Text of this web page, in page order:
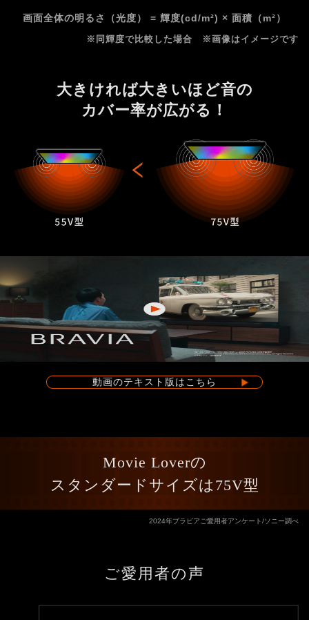
画面全体の明るさ（光度） = 輝度(cd/m²) × 面積（m²）
※同輝度で比較した場合 ※画像はイメージです
大きければ大きいほど音の
カバー率が広がる！
動画のテキスト版はこちら
Movie Loverの
スタンダードサイズは75V型
2024年ブラビアご愛用者アンケート/ソニー調べ
ご愛用者の声